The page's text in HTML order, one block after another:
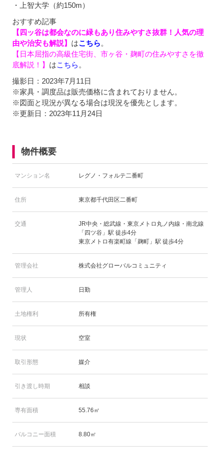
・上智大学（約150m）
おすすめ記事
【四ッ谷は都会なのに緑もあり住みやすさ抜群！人気の理
由や治安も解説】 はこちら。
【日本屈指の高級住宅街、市ヶ谷・麹町の住みやすさを徹
底解説！】 はこちら 。
撮影日：2023年7月11日
※家具・調度品は販売価格に含まれておりません。
※図面と現況が異なる場合は現況を優先とします。
※更新日：2023年11月24日
物件概要
マンション名 レグノ・フォルテ二番町
住所 東京都千代田区二番町
交通
JR中央・総武線・東京メトロ丸ノ内線・南北線
「四ツ谷」駅 徒歩4分
東京メトロ有楽町線「麹町」駅 徒歩4分
管理会社 株式会社グローバルコミュニティ
管理人 日勤
土地権利 所有権
現状 空室
取引形態 媒介
引き渡し時期 相談
専有面積 55.76㎡
バルコニー面積 8.80㎡